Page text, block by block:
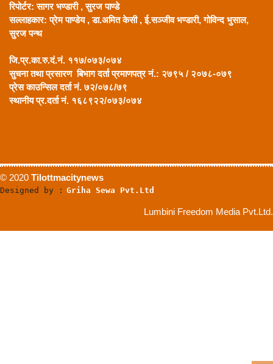
रिपोर्टर: सागर भण्डारी , सुरज पाण्डे
सल्लाहकार:प्रेम पाण्डेय , डा.अमित केसी , ई.सञ्जीव भण्डारी, गोविन्द भुसाल,
सुरज पन्थ
जि.प्र.का.रु.दं.नं. ११७/०७३/०७४
सुचना तथा प्रसारण बिभाग दर्ता प्रमाणपत्र नं.: २७९५ / २०७८-०७९
प्रेस काउन्सिल दर्ता नं. ७२/०७८/७९
स्थानीय प्र.दर्ता नं. १६८९२२/०७३/०७४
© 2020 Tilottmacitynews
Designed by : Griha Sewa Pvt.Ltd
Lumbini Freedom Media Pvt.Ltd.